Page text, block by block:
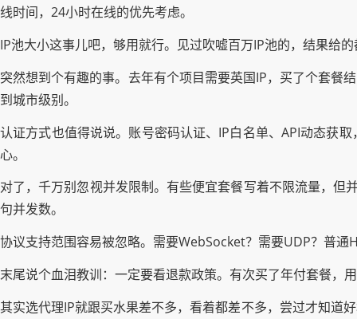
线时间，24小时在线的优先考虑。
IP池大小这事儿吧，够用就行。见过吹嘘百万IP池的，结果给
突然想到个有趣的事。去年有个项目需要英国IP，买了个套餐
到城市级别。
认证方式也值得说说。账号密码认证、IP白名单、API动态获
心。
对了，千万别忽视并发限制。有些便宜套餐写着不限流量，
句并发数。
协议支持范围容易被忽略。需要WebSocket？需要UDP？普
末尾说个血泪教训：一定要看退款政策。有次买了年付套餐，
其实选代理IP就跟买水果差不多，看着都差不多，尝过才知道